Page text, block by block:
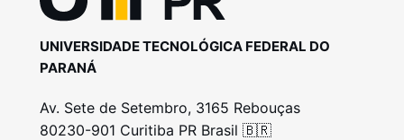
UNIVERSIDADE TECNOLÓGICA FEDERAL DO
PARANÁ
Av. Sete de Setembro, 3165 Rebouças
80230-901 Curitiba PR Brasil 🇧🇷